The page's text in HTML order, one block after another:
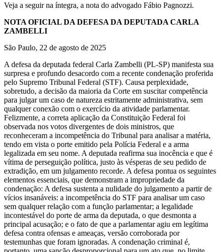
Veja a seguir na íntegra, a nota do advogado Fábio Pagnozzi.
NOTA OFICIAL DA DEFESA DA DEPUTADA CARLA
ZAMBELLI
São Paulo, 22 de agosto de 2025
A defesa da deputada federal Carla Zambelli (PL-SP) manifesta sua
surpresa e profundo desacordo com a recente condenação proferida
pelo Supremo Tribunal Federal (STF). Causa perplexidade,
sobretudo, a decisão da maioria da Corte em suscitar competência
para julgar um caso de natureza estritamente administrativa, sem
qualquer conexão com o exercício da atividade parlamentar.
Felizmente, a correta aplicação da Constituição Federal foi
observada nos votos divergentes de dois ministros, que
reconheceram a incompetência do Tribunal para analisar a matéria,
tendo em vista o porte emitido pela Polícia Federal e a arma
legalizada em seu nome. A deputada reafirma sua inocência e que é
vítima de perseguição política, justo às vésperas de seu pedido de
extradição, em um julgamento recorde. A defesa pontua os seguintes
elementos essenciais, que demonstram a impropriedade da
condenação: A defesa sustenta a nulidade do julgamento a partir de
vícios insanáveis: a incompetência do STF para analisar um caso
sem qualquer relação com a função parlamentar; a legalidade
incontestável do porte de arma da deputada, o que desmonta a
principal acusação; e o fato de que a parlamentar agiu em legítima
defesa contra ofensas e ameaças, versão corroborada por
testemunhas que foram ignoradas. A condenação criminal é,